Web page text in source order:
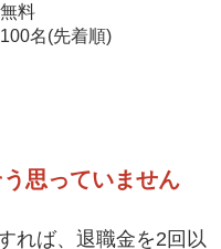
無料
100名(先着順)
う思っていません
れば、退職金を2回以